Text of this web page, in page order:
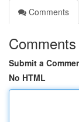
Comments
Comments
Submit a
No HTML